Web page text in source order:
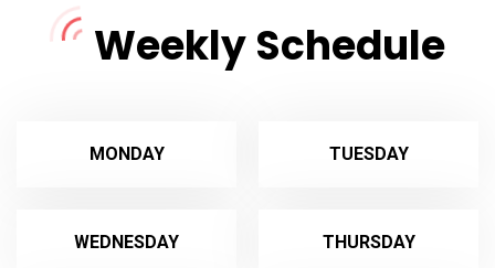
Weekly Schedule
MONDAY TUESDAY
WEDNESDAY THURSDAY